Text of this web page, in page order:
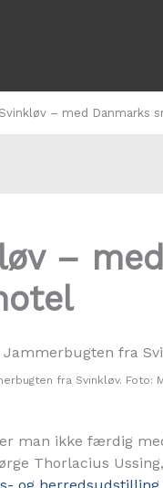
– med Danmarks
–
fra Svinkløv. Foto:
man ikke færdig
Thorlacius
og herredsudstilling